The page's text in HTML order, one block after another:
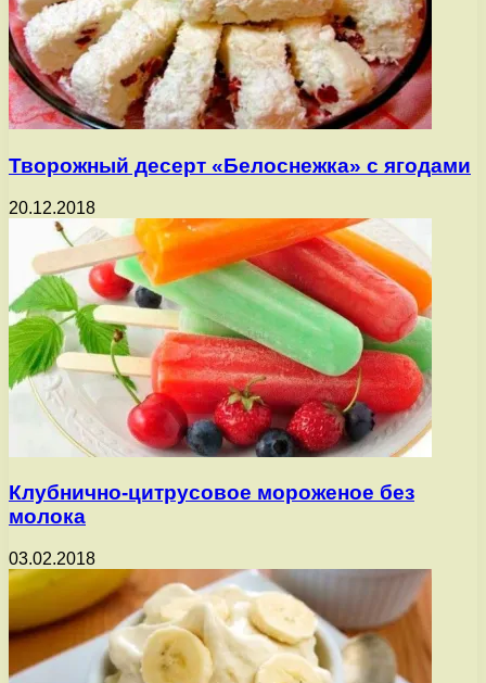
Творожный десерт «Белоснежка» с ягодами
20.12.2018
Клубнично-цитрусовое мороженое без
молока
03.02.2018